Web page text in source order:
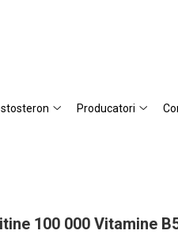
Producatori
100 000 Vitamine